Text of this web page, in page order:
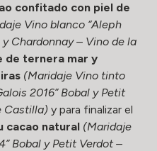
confitado con piel de
Vino blanco “Aleph
Chardonnay – Vino de la
de ternera mar y
(Maridaje Vino tinto
2016” Bobal y Petit
Castilla) y para finalizar el
cacao natural (Maridaje
Bobal y Petit Verdot –